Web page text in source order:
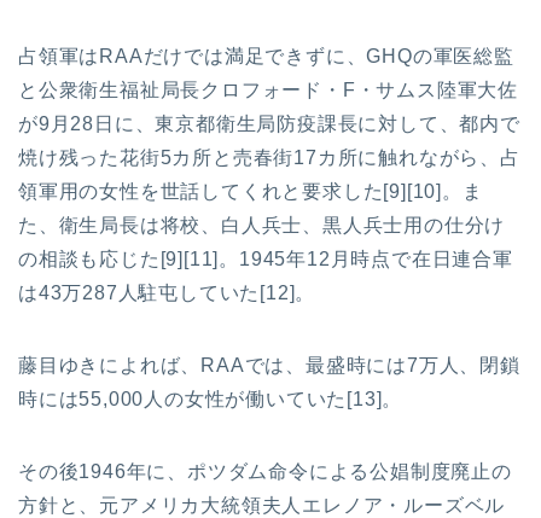
占領軍はRAAだけでは満足できずに、GHQの軍医総監
と公衆衛生福祉局長クロフォード・F・サムス陸軍大佐
が9月28日に、東京都衛生局防疫課長に対して、都内で
焼け残った花街5カ所と売春街17カ所に触れながら、占
領軍用の女性を世話してくれと要求した[9][10]。ま
た、衛生局長は将校、白人兵士、黒人兵士用の仕分け
の相談も応じた[9][11]。1945年12月時点で在日連合軍
は43万287人駐屯していた[12]。
藤目ゆきによれば、RAAでは、最盛時には7万人、閉鎖
時には55,000人の女性が働いていた[13]。
その後1946年に、ポツダム命令による公娼制度廃止の
方針と、元アメリカ大統領夫人エレノア・ルーズベル